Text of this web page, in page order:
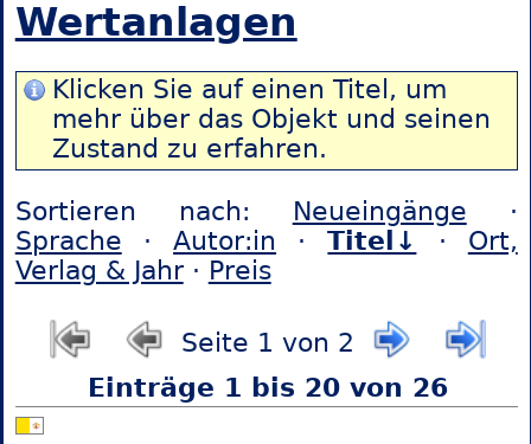
Wertanlagen
Klicken Sie auf einen Titel, um
mehr über das Objekt und seinen
Zustand zu erfahren.
Sortieren nach: Neueingänge ·
Sprache ·Autor:in ·Titel↓ · Ort,
Verlag & Jahr· Preis
Seite 1 von 2
Einträge 1 bis 20 von 26